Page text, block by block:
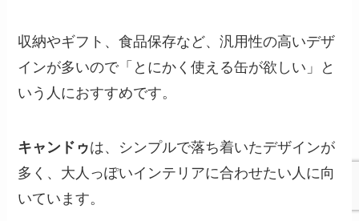
収納やギフト、食品保存など、汎用性の高いデザ
インが多いので「とにかく使える缶が欲しい」と
いう人におすすめです。
キャンドゥは、シンプルで落ち着いたデザインが
多く、大人っぽいインテリアに合わせたい人に向
いています。